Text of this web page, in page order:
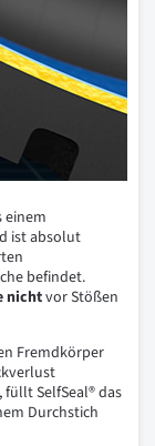
einem
ist absolut
befindet.
nichtvor Stößen
Fremdkörper
SelfSeal® das
Durchstich